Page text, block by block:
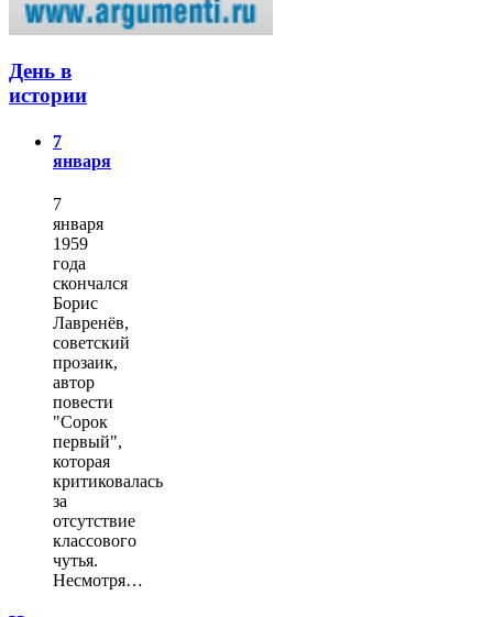
День в
истории
7
января
7
января
1959
года
скончался
Борис
Лавренёв,
советский
прозаик,
автор
повести
"Сорок
первый",
которая
критиковалась
за
отсутствие
классового
чутья.
Несмотря…